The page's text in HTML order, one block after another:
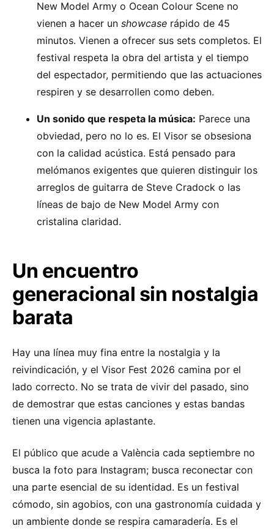
New Model Army o Ocean Colour Scene no
vienen a hacer un showcase rápido de 45
minutos. Vienen a ofrecer sus sets completos. El
festival respeta la obra del artista y el tiempo
del espectador, permitiendo que las actuaciones
respiren y se desarrollen como deben.
Un sonido que respeta la música: Parece una
obviedad, pero no lo es. El Visor se obsesiona
con la calidad acústica. Está pensado para
melómanos exigentes que quieren distinguir los
arreglos de guitarra de Steve Cradock o las
líneas de bajo de New Model Army con
cristalina claridad.
Un encuentro
generacional sin nostalgia
barata
Hay una línea muy fina entre la nostalgia y la
reivindicación, y el Visor Fest 2026 camina por el
lado correcto. No se trata de vivir del pasado, sino
de demostrar que estas canciones y estas bandas
tienen una vigencia aplastante.
El público que acude a València cada septiembre no
busca la foto para Instagram; busca reconectar con
una parte esencial de su identidad. Es un festival
cómodo, sin agobios, con una gastronomía cuidada y
un ambiente donde se respira camaradería. Es el